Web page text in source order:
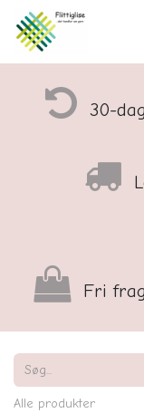
30-
Fri
Alle produkter